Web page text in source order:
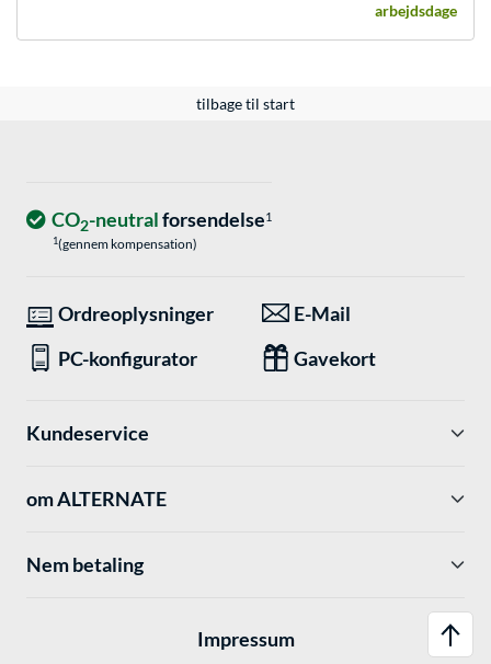
arbejdsdage
tilbage til start
CO2-neutralforsendelse1
1(gennem kompensation)
Ordreoplysninger
E-Mail
PC-konfigurator
Gavekort
Kundeservice
om ALTERNATE
Nem betaling
Impressum